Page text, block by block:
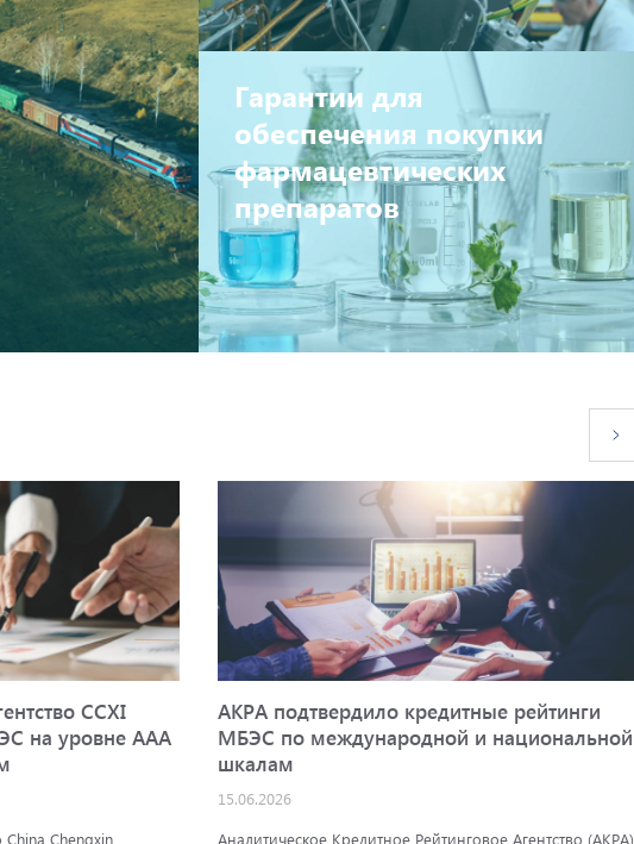
Гарантии для
обеспечения покупки
фармацевтических
препаратов
CCXI
на уровне AAA
China Chengxin
АКРА подтвердило кредитные рейтинги
МБЭС по международной и национальной
шкалам
15.06.2026
Аналитическое Кредитное Рейтинговое Агентство (АКРА)